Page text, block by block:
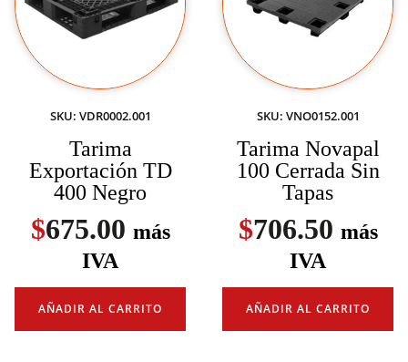
SKU: VDR0002.001
Tarima
Exportación TD
400 Negro
$675.00 más
IVA
AÑADIR AL CARRITO
SKU: VNO0152.001
Tarima Novapal
100 Cerrada Sin
Tapas
$706.50 más
IVA
AÑADIR AL CARRITO